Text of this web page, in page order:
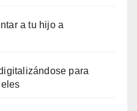
a tu hijo a
para